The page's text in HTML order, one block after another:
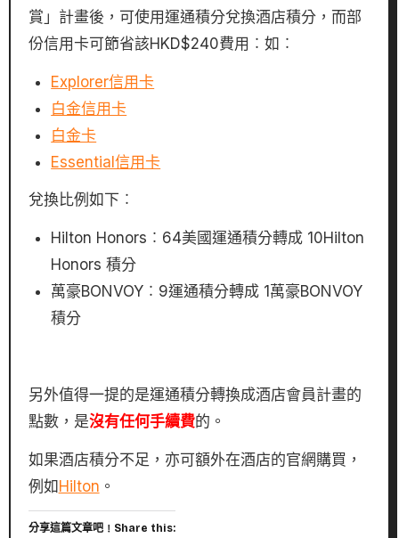
賞」計畫後，可使用運通積分兌換酒店積分，而部
份信用卡可節省該HKD$240費用︰如︰
Explorer信用卡
白金信用卡
白金卡
Essential信用卡
兌換比例如下︰
Hilton Honors︰64美國運通積分轉成 10Hilton
Honors 積分
萬豪BONVOY︰9運通積分轉成 1萬豪BONVOY
積分
另外值得一提的是運通積分轉換成酒店會員計畫的
點數，是沒有任何手續費的。
如果酒店積分不足，亦可額外在酒店的官網購買，
例如Hilton 。
分享這篇文章吧﹗Share this: